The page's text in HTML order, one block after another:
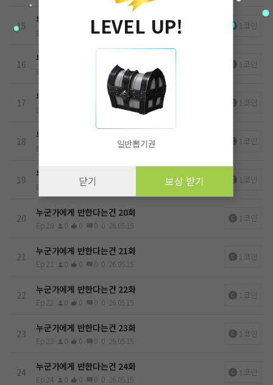
15 누군가에게 반한다는건 15화
Ep.15 0 0 26.05.15
1코인
16 누군가에게 반한다는건 16화
Ep.16 26.05.15
1코인
17 누군가에게 반한다는건 17화
Ep.17 0 26.05.15
1코인
18 누군가에게 반한다는건 18화
Ep.18 26.05.15
1코인
19 누군가에게 반한다는건 19화
Ep.19 0 0
1코인
20 누군가에게 반한다는건 20화
Ep.20 0 0 0 0 26.05.15
1코인
21 누군가에게 반한다는건 21화
Ep.21 0 0 0 0 26.05.15
1코인
22 누군가에게 반한다는건 22화
Ep.22 0 0 0 0 26.05.15
1코인
23 누군가에게 반한다는건 23화
Ep.23 0 0 0 0 26.05.15
1코인
24 누군가에게 반한다는건 24화
Ep.24 0 0 0 0 26.05.15
1코인
LEVEL UP!
일반뽑기권
닫기 보상 받기